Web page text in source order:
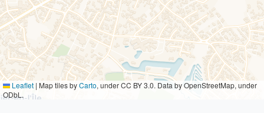
Leaflet | Map tiles byCarto, under CC BY 3.0. Data by OpenStreetMap, under
ODbL.